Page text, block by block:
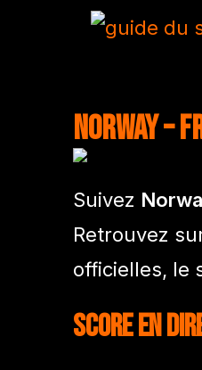
Norway –
Suivez
Retrouvez
officielles, le
Score en